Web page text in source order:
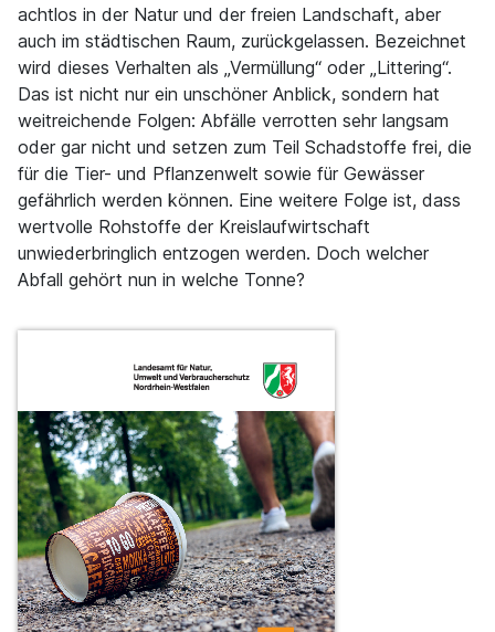
achtlos in der Natur und der freien Landschaft, aber
auch im städtischen Raum, zurückgelassen. Bezeichnet
wird dieses Verhalten als „Vermüllung“ oder „Littering“.
Das ist nicht nur ein unschöner Anblick, sondern hat
weitreichende Folgen: Abfälle verrotten sehr langsam
oder gar nicht und setzen zum Teil Schadstoffe frei, die
für die Tier- und Pflanzenwelt sowie für Gewässer
gefährlich werden können. Eine weitere Folge ist, dass
wertvolle Rohstoffe der Kreislaufwirtschaft
unwiederbringlich entzogen werden. Doch welcher
Abfall gehört nun in welche Tonne?